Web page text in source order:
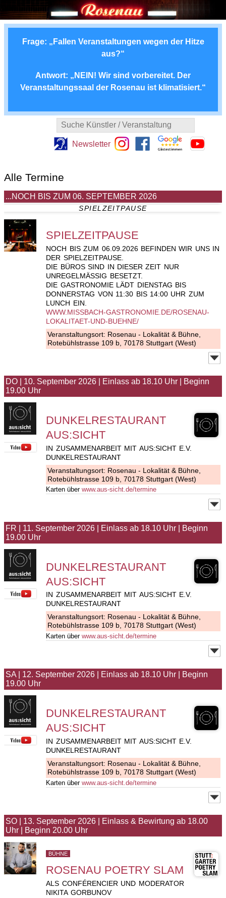
Frage: „Fallen Veranstaltungen wegen der Hitze
aus?“
Antwort: „NEIN! Wir sind vorbereitet. Der
Veranstaltungssaal der Rosenau ist klimatisiert.“
Suche Künstler / Veranstaltung
Newsletter
Alle Termine
...NOCH BIS ZUM 06. SEPTEMBER 2026
SPIELZEITPAUSE
SPIELZEITPAUSE
NOCH BIS ZUM 06.09.2026 BEFINDEN WIR UNS IN
DER SPIELZEITPAUSE.
DIE BÜROS SIND IN DIESER ZEIT NUR
UNREGELMÄSSIG BESETZT.
DIE GASTRONOMIE LÄDT DIENSTAG BIS
DONNERSTAG VON 11:30 BIS 14:00 UHR ZUM
LUNCH EIN.
WWW.MISSBACH-GASTRONOMIE.DE/ROSENAU-
LOKALITAET-UND-BUEHNE/
Veranstaltungsort: Rosenau - Lokalität & Bühne
Rotebühlstrasse 109 b, 70178 Stuttgart (West)
DO 10. September 2026 Einlass ab 18.10 Uhr
Beginn
19.00 Uhr
DUNKELRESTAURANT
AUS:SICHT
IN ZUSAMMENARBEIT MIT AUS:SICHT E.V.
DUNKELRESTAURANT
Veranstaltungsort: Rosenau - Lokalität & Bühne
Rotebühlstrasse 109 b, 70178 Stuttgart (West)
Karten überwww.aus-sicht.de/termine
FR 11. September 2026 Einlass ab 18.10 Uhr
Beginn
19.00 Uhr
DUNKELRESTAURANT
AUS:SICHT
IN ZUSAMMENARBEIT MIT AUS:SICHT E.V.
DUNKELRESTAURANT
Veranstaltungsort: Rosenau - Lokalität & Bühne
Rotebühlstrasse 109 b, 70178 Stuttgart (West)
Karten überwww.aus-sicht.de/termine
SA 12. September 2026 Einlass ab 18.10 Uhr
Beginn
19.00 Uhr
DUNKELRESTAURANT
AUS:SICHT
IN ZUSAMMENARBEIT MIT AUS:SICHT E.V.
DUNKELRESTAURANT
Veranstaltungsort: Rosenau - Lokalität & Bühne
Rotebühlstrasse 109 b, 70178 Stuttgart (West)
Karten überwww.aus-sicht.de/termine
SO 13. September 2026
Einlass & Bewirtung ab 18.00
Uhr
Beginn 20.00 Uhr
BÜHNE
ROSENAU POETRY SLAM
ALS CONFÉRENCIER UND MODERATOR
NIKITA GORBUNOV